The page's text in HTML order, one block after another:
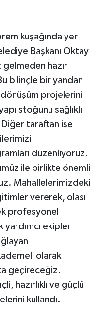
kuşağında yer
Başkanı Oktay
gelmeden hazır
bilinçle bir yandan
dönüşüm projelerini
stoğunu sağlıklı
taraftan ise
düzenliyoruz.
ile birlikte önemli
Mahallelerimizdeki
vererek, olası
profesyonel
ekipler
olarak
geçireceğiz.
hazırlıklı ve güçlü
kullandı.